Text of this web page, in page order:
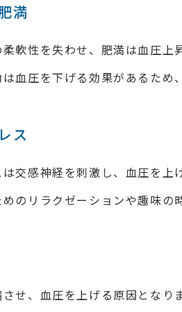
満
軟性を失わせ、肥満は血圧上
血圧を下げる効果があるた
ス
交感神経を刺激し、血圧を上
のリラクゼーションや趣味の
せ、血圧を上げる原因となりま